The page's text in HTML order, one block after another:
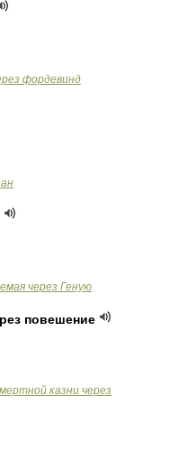
фордевинд
через Геную
повешение
казни через